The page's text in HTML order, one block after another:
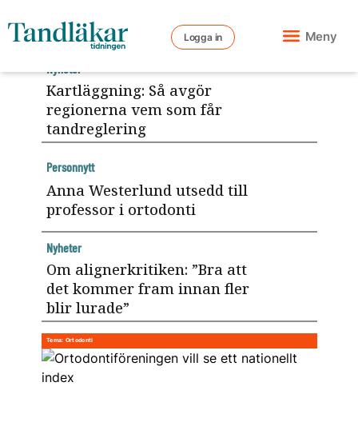
Logga in Meny
Tema: Ortodonti
Kartläggning: Så avgör
regionerna vem som får
tandreglering
Nyheter
Anna Westerlund utsedd till
professor i ortodonti
Personnytt
Om alignerkritiken: ”Bra att
det kommer fram innan fler
blir lurade”
Nyheter